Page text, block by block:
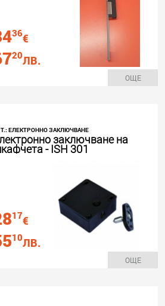
36€
20ЛВ.
ОЩЕ
ЕЛЕКТРОННО ЗАКЛЮЧВАНЕ
заключване на
- ISH 301
17€
10ЛВ.
ОЩЕ